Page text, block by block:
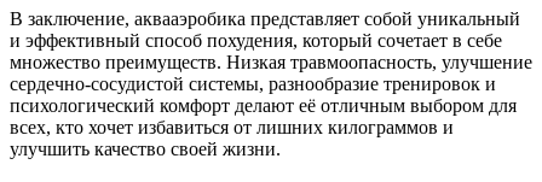
В заключение, аквааэробика представляет собой уникальный
и эффективный способ похудения, который сочетает в себе
множество преимуществ. Низкая травмоопасность, улучшение
сердечно-сосудистой системы, разнообразие тренировок и
психологический комфорт делают её отличным выбором для
всех, кто хочет избавиться от лишних килограммов и
улучшить качество своей жизни.